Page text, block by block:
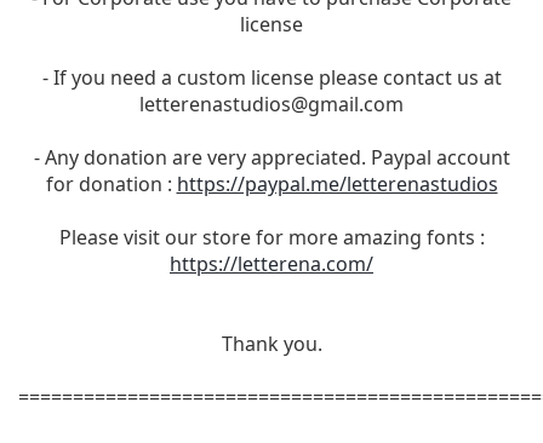
license
- If you need a custom license please contact us at
letterenastudios@gmail.com
- Any donation are very appreciated. Paypal account
for donation : https://paypal.me/letterenastudios
Please visit our store for more amazing fonts :
https://letterena.com/
Thank you.